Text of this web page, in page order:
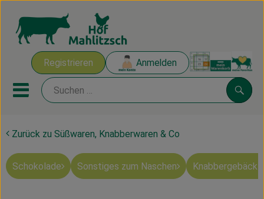
Registrieren Anmelden
Mobiles Menu öffnen oder
Ökokisten
Mahlitzscher Produkte
Zurück zu Süßwaren, Knabberwaren & Co
Schokolade Sonstiges zum Naschen Knabbergebäck